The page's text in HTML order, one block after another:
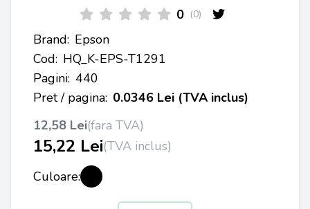
0 (0)
Brand: Epson
Cod: HQ_K-EPS-T1291
Pagini: 440
Pret / pagina: 0.0346 Lei (TVA inclus)
12,58 Lei(fara TVA)
15,22 Lei(TVA inclus)
Culoare: